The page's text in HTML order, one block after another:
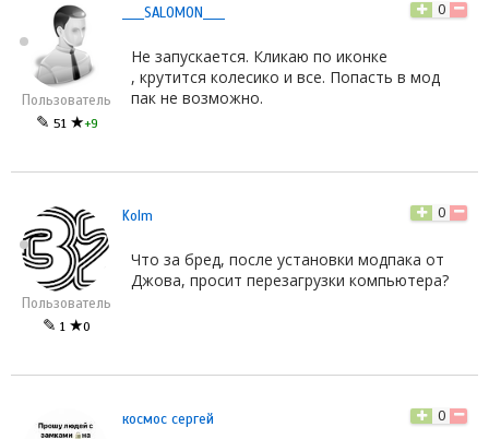
Пользователь
✎ 51 ★+9
____SALOMON____ 0
Не запускается. Кликаю по иконке
, крутится колесико и все. Попасть в мод
пак не возможно.
Пользователь
✎ 1 ★0
Kolm 0
Что за бред, после установки модпака от
Джова, просит перезагрузки компьютера?
космос сергей 0